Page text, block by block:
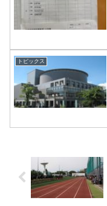
トピックス